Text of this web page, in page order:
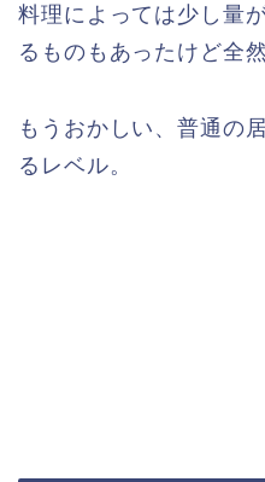
料理によっては少し量
るものもあったけど全
もうおかしい、普通の
るレベル。